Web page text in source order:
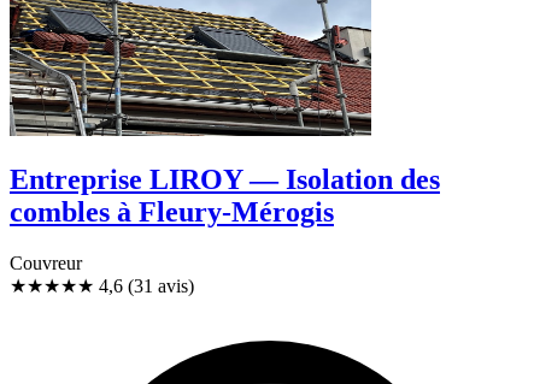
Entreprise LIROY — Isolation des
combles à Fleury-Mérogis
Couvreur
★★★★★ 4,6 (31 avis)